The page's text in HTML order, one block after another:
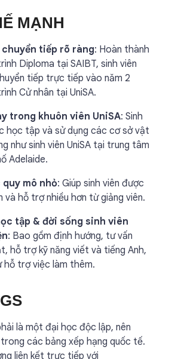
MẠNH
tiếp rõ ràng: Hoàn thành
Diploma tại SAIBT, sinh viên
tiếp trực tiếp vào năm 2
Cử nhân tại UniSA.
trong khuôn viên UniSA: Sinh
học tập và sử dụng các cơ sở vật
như sinh viên UniSA tại trung tâm
Adelaide.
quy mô nhỏ: Giúp sinh viên được
và hỗ trợ nhiều hơn từ giảng viên.
tập & đời sống sinh viên
: Bao gồm định hướng, tư vấn
hỗ trợ kỹ năng viết và tiếng Anh,
hỗ trợ việc làm thêm.
là một đại học độc lập, nên
các bảng xếp hạng quốc tế.
liên kết trực tiếp với